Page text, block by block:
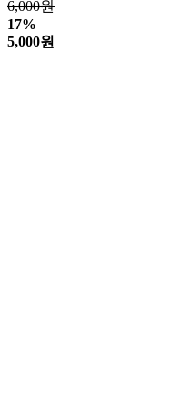
6,000원
17%
5,000원